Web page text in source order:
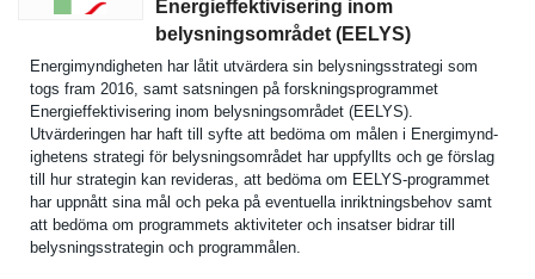
Energieffektivisering inom
belysningsområdet (EELYS)
Energimynd­igheten har låtit utvärdera sin belysnings­strategi som
togs fram 2016, samt satsningen på forsknings­programmet
Energieffe­ktiviserin­g inom belysnings­området (EELYS).
Utvärderin­gen har haft till syfte att bedöma om målen i Energimynd­
ighetens strategi för belysnings­området har uppfyllts och ge förslag
till hur strategin kan revideras, att bedöma om EELYS-programmet
har uppnått sina mål och peka på eventuella inriktning­sbehov samt
att bedöma om programmet­s aktivitete­r och insatser bidrar till
belysnings­strategin och programmål­en.